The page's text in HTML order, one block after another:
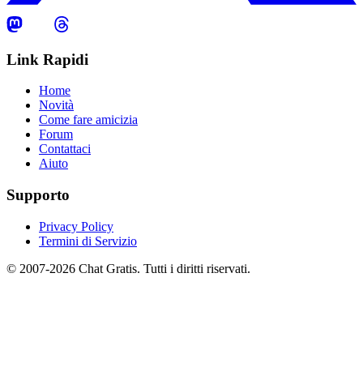
Link Rapidi
Home
Novità
Come fare amicizia
Forum
Contattaci
Aiuto
Supporto
Privacy Policy
Termini di Servizio
© 2007-2026 Chat Gratis. Tutti i diritti riservati.